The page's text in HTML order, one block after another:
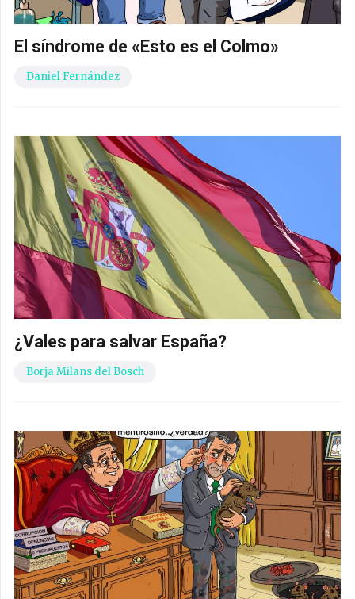
El síndrome de «Esto es el Colmo»
Daniel Fernández
¿Vales para salvar España?
Borja Milans del Bosch